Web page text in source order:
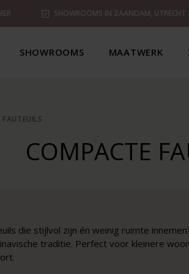
SHOWROOMS IN ZAANDAM, UTRECHT
SHOWROOMS MAATWERK
COMPACTE
die stijlvol zijn én weinig ruimte
traditie. Perfect voor kleinere